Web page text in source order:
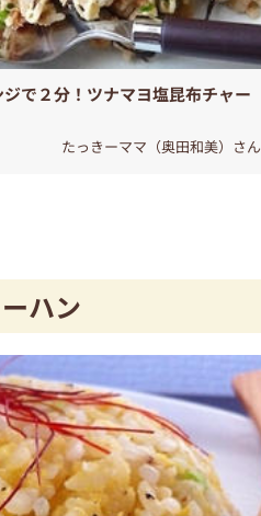
で２分！ツナマヨ塩昆布チャー
たっきーママ（奥田和美）さん
ハン